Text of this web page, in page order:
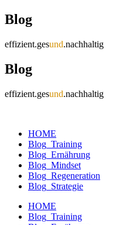
Blog
effizient.gesund.nachhaltig
Blog
effizient.gesund.nachhaltig
HOME
Blog_Training
Blog_Ernährung
Blog_Mindset
Blog_Regeneration
Blog_Strategie
HOME
Blog_Training